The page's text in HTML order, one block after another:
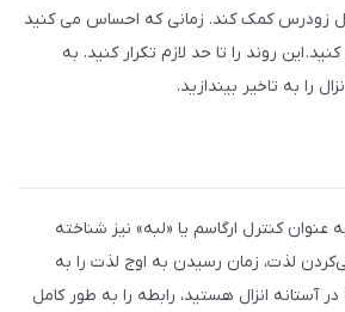
زودرس کمک کند. زمانی که احساس می کنید
این روند را تا حد لازم تکرار کنید. به
را به تاخیر بیندازید.
کنترل ارگاسم یا «لبه» نیز شناخته
لذت، زمان رسیدن به اوج لذت را به
آستانه انزال هستید، رابطه را به طور کامل